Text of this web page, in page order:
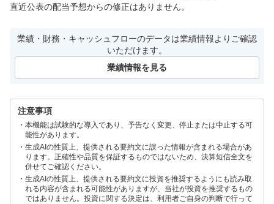
直近公表の配当予想からの修正はありません。
業績・財務・キャッシュフローのデータは業績情報よりご確認
いただけます。
業績情報を見る
注意事項
本機能は試験的な導入であり、予告なく変更、停止または中止する可
能性があります。
生成AIの性質上、提供される要約文に誤った情報が含まれる場合があ
ります。正確性や品質を保証するものではないため、決算短信全文を
併せてご確認ください。
生成AIの性質上、提供される要約文に投資を推奨するようにも読み取
れる内容が含まれる可能性がありますが、当社が投資を推奨するもの
ではありません。投資に関する決定は、利用者ご自身の判断で行って